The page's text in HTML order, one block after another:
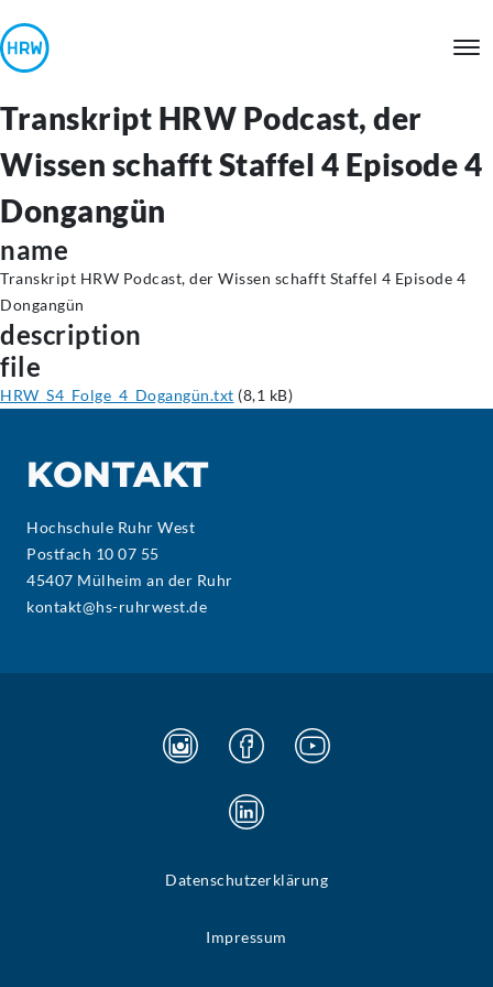
Transkript HRW Podcast, der
Wissen schafft Staffel 4 Episode 4
Dongangün
name
Transkript HRW Podcast, der Wissen schafft Staffel 4 Episode 4
Dongangün
description
file
HRW_S4_Folge_4_Dogangün.txt (8,1 kB)
KONTAKT
Hochschule Ruhr West
Postfach 10 07 55
45407 Mülheim an der Ruhr
kontakt@hs-ruhrwest.de
Datenschutzerklärung
Impressum